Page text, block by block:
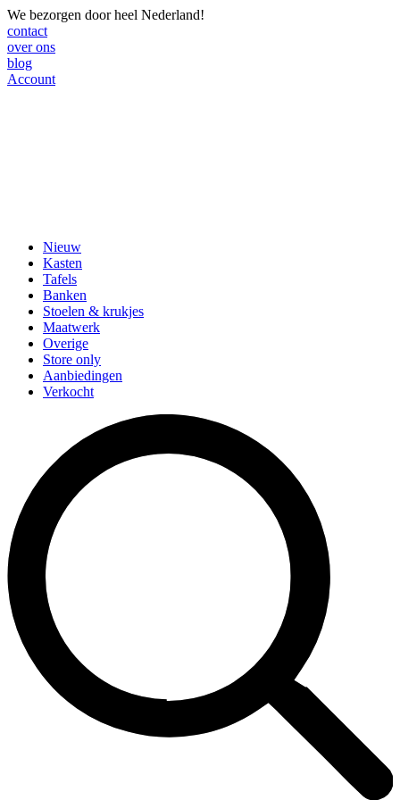
We bezorgen door heel Nederland!
contact
over ons
blog
Account
Nieuw
Kasten
Tafels
Banken
Stoelen & krukjes
Maatwerk
Overige
Store only
Aanbiedingen
Verkocht